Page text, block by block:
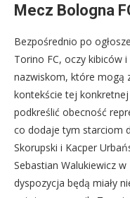
Mecz Bologna
Bezpośrednio po
Torino FC, oczy kibiców
nazwiskom, które mogą
kontekście tej
podkreślić obecność
co dodaje tym starciom
Skorupski i Kacper
Sebastian Walukiewicz
dyspozycja będą miały